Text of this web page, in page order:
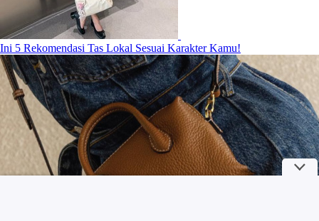
Ini 5 Rekomendasi Tas Lokal Sesuai Karakter Kamu!